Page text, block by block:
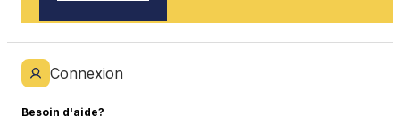
Connexion
Besoin d'aide?